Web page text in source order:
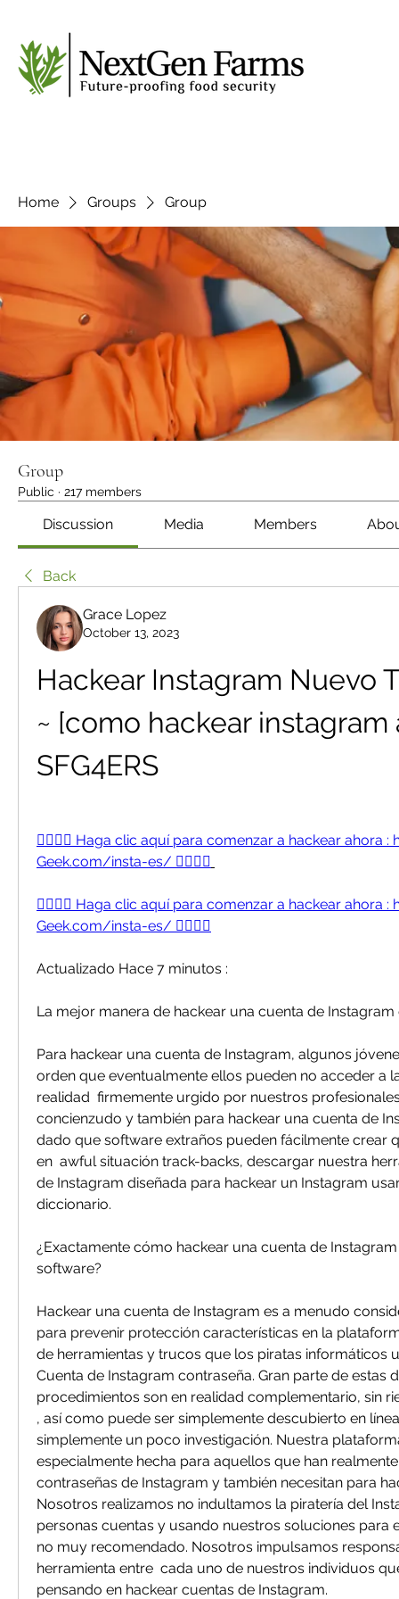
Home Groups Group
Group
Public · 217 members
Discussion Media Members
Back
Grace Lopez
October 13, 2023
Hackear Instagram Nuevo
~ [como hackear instagram
SFG4ERS
👉🏻👉🏻 Haga clic aquí para comenzar a hackear ahora
Geek.com/insta-es/ 👈🏻👈🏻
👉🏻👉🏻 Haga clic aquí para comenzar a hackear ahora
Geek.com/insta-es/ 👈🏻👈🏻
Actualizado Hace 7 minutos :
La mejor manera de hackear una cuenta de Instagram
Para hackear una cuenta de Instagram, algunos
orden que eventualmente ellos pueden no acceder a
realidad  firmemente urgido por nuestros
concienzudo y también para hackear una cuenta de
dado que software extraños pueden fácilmente crear
en  awful situación track-backs, descargar nuestra
de Instagram diseñada para hackear un Instagram
diccionario.
¿Exactamente cómo hackear una cuenta de
software?
Hackear una cuenta de Instagram es a menudo
para prevenir protección características en la
de herramientas y trucos que los piratas informáticos
Cuenta de Instagram contraseña. Gran parte de estas
procedimientos son en realidad complementario, sin
, así como puede ser simplemente descubierto en
simplemente un poco investigación. Nuestra
especialmente hecha para aquellos que han
contraseñas de Instagram y también necesitan para
Nosotros realizamos no indultamos la piratería del
personas cuentas y usando nuestros soluciones para
no muy recomendado. Nosotros impulsamos
herramienta entre  cada uno de nuestros individuos
pensando en hackear cuentas de Instagram.